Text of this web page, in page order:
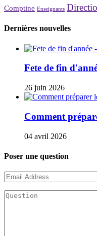
Comptine Enseignants
Dernières nouvelles
Fete de fin
26 juin 2026
Comment
04 avril 2026
Poser une question